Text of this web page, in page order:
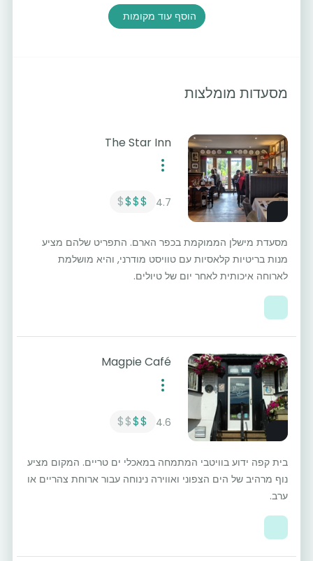
הוסף עוד מקומות
מסעדות מומלצות
The Star Inn
4.7
$$$
$
מסעדת מישלן הממוקמת בכפר הארם. התפריט שלהם מציע
מנות בריטיות קלאסיות עם טוויסט מודרני, והיא מושלמת
לארוחה איכותית לאחר יום של טיולים.
Magpie Café
4.6
$$
$$
בית קפה ידוע בוויטבי המתמחה במאכלי ים טריים. המקום מציע
נוף מרהיב של הים הצפוני ואווירה נינוחה עבור ארוחת צהריים או
ערב.